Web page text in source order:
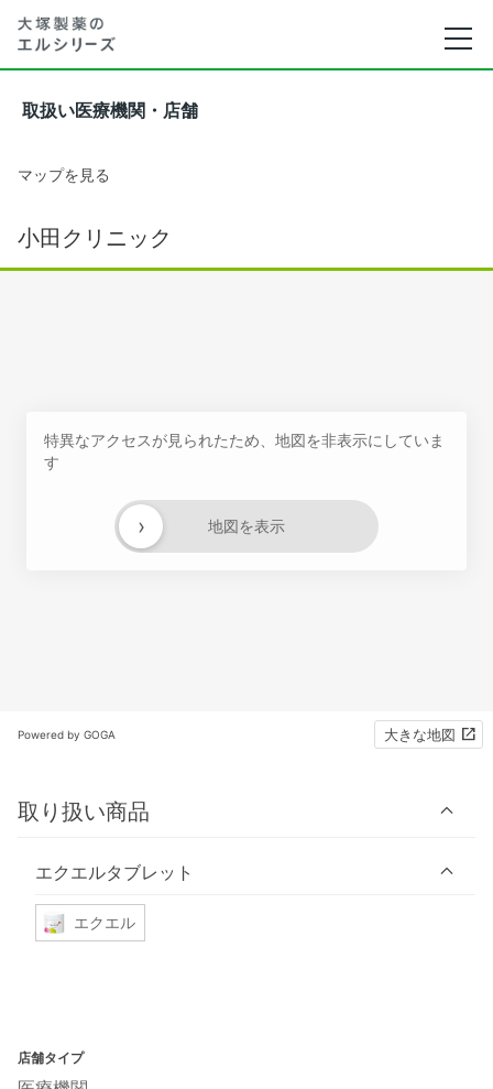
取扱い医療機関・店舗
マップを見る
小田クリニック
特異なアクセスが見られたため、地図を非表示にしていま
す
地図を表示
›
Powered by GOGA 大きな地図
取り扱い商品
エクエルタブレット
エクエル
店舗タイプ